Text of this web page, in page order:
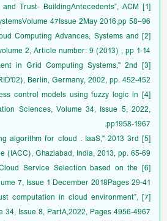
Trust- BuildingAntecedents”, ACM
47Issue 2May 2016,pp 58–96
Computing Advances, Systems and
2, Article number: 9 (2013) , pp 1-14.
in Grid Computing Systems," 2nd
Berlin, Germany, 2002, pp. 452-452.
control models using fuzzy logic in
Sciences, Volume 34, Issue 5, 2022,
pp1958-1967.
algorithm for cloud . IaaS," 2013 3rd
Ghaziabad, India, 2013, pp. 65-69.
Cloud Service Selection based on the
7, Issue 1 December 2018Pages 29-41.
computation in cloud environment”,
Issue 8, PartA,2022, Pages 4956-4967.